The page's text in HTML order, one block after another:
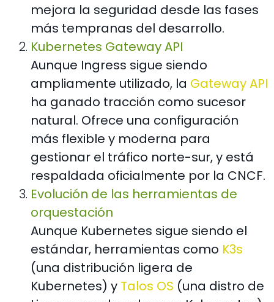
mejora la seguridad desde las fases
más tempranas del desarrollo.
Kubernetes Gateway API
Aunque Ingress sigue siendo
ampliamente utilizado, la Gateway API
ha ganado tracción como sucesor
natural. Ofrece una configuración
más flexible y moderna para
gestionar el tráfico norte-sur, y está
respaldada oficialmente por la CNCF.
Evolución de las herramientas de
orquestación
Aunque Kubernetes sigue siendo el
estándar, herramientas como K3s
(una distribución ligera de
Kubernetes) y Talos OS (una distro de